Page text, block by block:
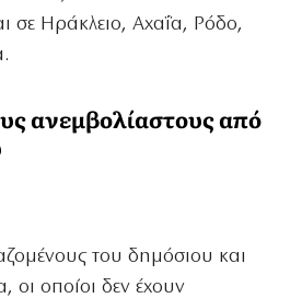
σε Ηράκλειο, Αχαΐα, Ρόδο,
ανεμβολίαστους από
του δημόσιου και
οι οποίοι δεν έχουν